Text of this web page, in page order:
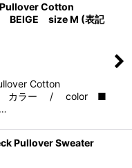
Cotton
BEIGE size M (表記
Cotton
■ カラー / color ■
Pullover Sweater